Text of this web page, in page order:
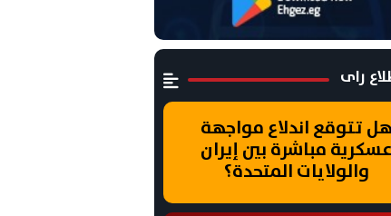
راى
هل تتوقع اندلاع مواجهة
عسكرية مباشرة بين إيران
والولايات المتحدة؟